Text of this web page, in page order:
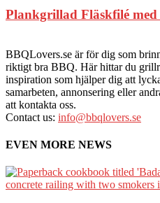
Plankgrillad Fläskfilé
BBQLovers.se är för dig som
riktigt bra BBQ. Här hittar du
inspiration som hjälper dig att
samarbeten, annonsering eller
att kontakta oss.
Contact us: info@bbqlovers.se
EVEN MORE NEWS